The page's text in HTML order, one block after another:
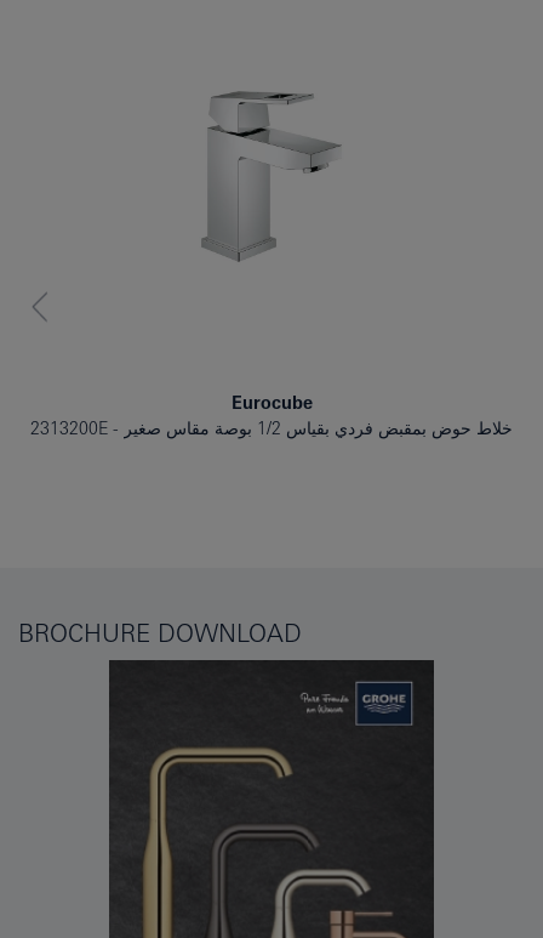
Eurocube
خلاط حوض بمقبض فردي بقياس 1/2 بوصة مقاس صغير
2313200E
BROCHURE DOWNLOAD